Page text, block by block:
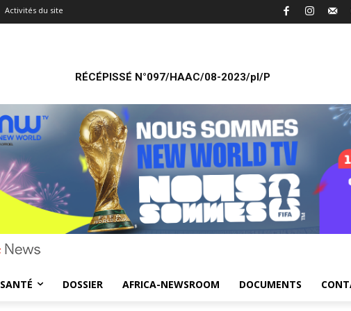
Activités du site
RÉCÉPISSÉ N°097/HAAC/08-2023/pl/P
SANTÉ DOSSIER AFRICA-NEWSROOM DOCUMENTS